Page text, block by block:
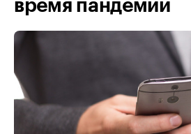
время пандемии